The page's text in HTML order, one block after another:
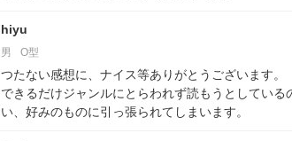
hiyu
男 O型
つたない感想に、ナイス等ありがとうございます。
できるだけジャンルにとらわれず読もうとしてい
い、好みのものに引っ張られてしまいます。